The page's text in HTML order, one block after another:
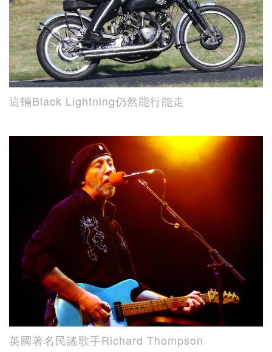
這輛Black Lightning仍然能行能走
英國著名民謠歌手Richard Thompson